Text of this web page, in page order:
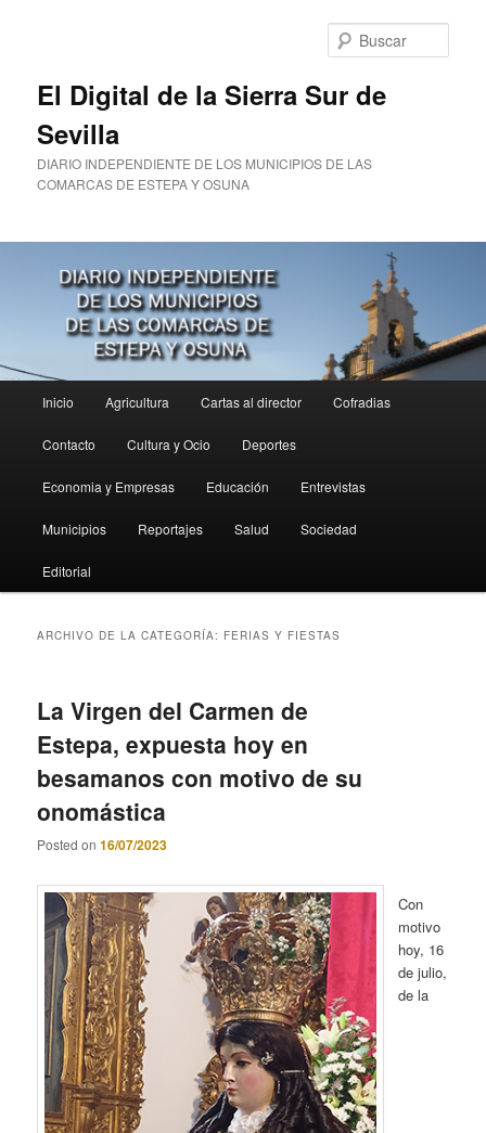
El Digital de la Sierra Sur de
Sevilla
DIARIO INDEPENDIENTE DE LOS MUNICIPIOS DE LAS
COMARCAS DE ESTEPA Y OSUNA
principal
Inicio Agricultura Cartas al director Cofradias
Contacto Cultura y Ocio Deportes
Economia y Empresas Educación Entrevistas
Municipios Reportajes Salud Sociedad
Editorial
ARCHIVO DE LA CATEGORÍA: FERIAS Y FIESTAS
La Virgen del Carmen de
Estepa, expuesta hoy en
besamanos con motivo de su
onomástica
Posted on16/07/2023
Con
motivo
hoy, 16
de julio,
de la